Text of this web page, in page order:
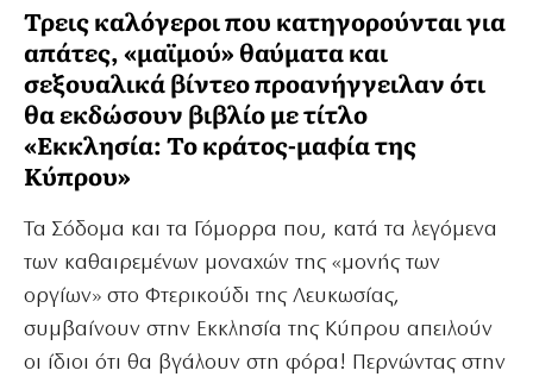
Τρεις καλόγεροι που κατηγορούνται για
απάτες, «μαϊμού» θαύματα και
σεξουαλικά βίντεο προανήγγειλαν ότι
θα εκδώσουν βιβλίο με τίτλο
«Εκκλησία: Το κράτος-μαφία της
Κύπρου»
Τα Σόδομα και τα Γόμορρα που, κατά τα λεγόμενα
των καθαιρεμένων μοναχών της «μονής των
οργίων» στο Φτερικούδι της Λευκωσίας,
συμβαίνουν στην Εκκλησία της Κύπρου απειλούν
οι ίδιοι ότι θα βγάλουν στη φόρα! Περνώντας στην